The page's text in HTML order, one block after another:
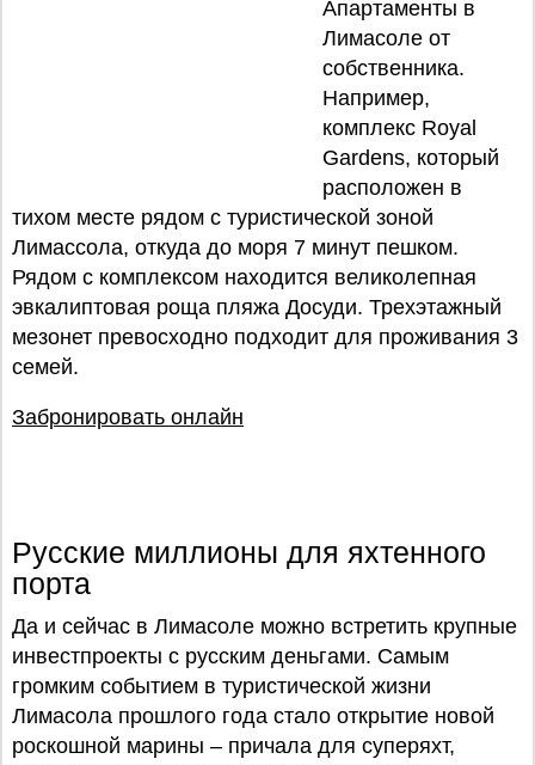
Апартаменты в
Лимасоле от
собственника.
Например,
комплекс Royal
Gardens, который
расположен в
тихом месте рядом с туристической зоной
Лимассола, откуда до моря 7 минут пешком.
Рядом с комплексом находится великолепная
эвкалиптовая роща пляжа Досуди. Трехэтажный
мезонет превосходно подходит для проживания 3
семей.
Забронировать онлайн
Русские миллионы для яхтенного
порта
Да и сейчас в Лимасоле можно встретить крупные
инвестпроекты с русским деньгами. Самым
громким событием в туристической жизни
Лимасола прошлого года стало открытие новой
роскошной марины – причала для суперяхт,